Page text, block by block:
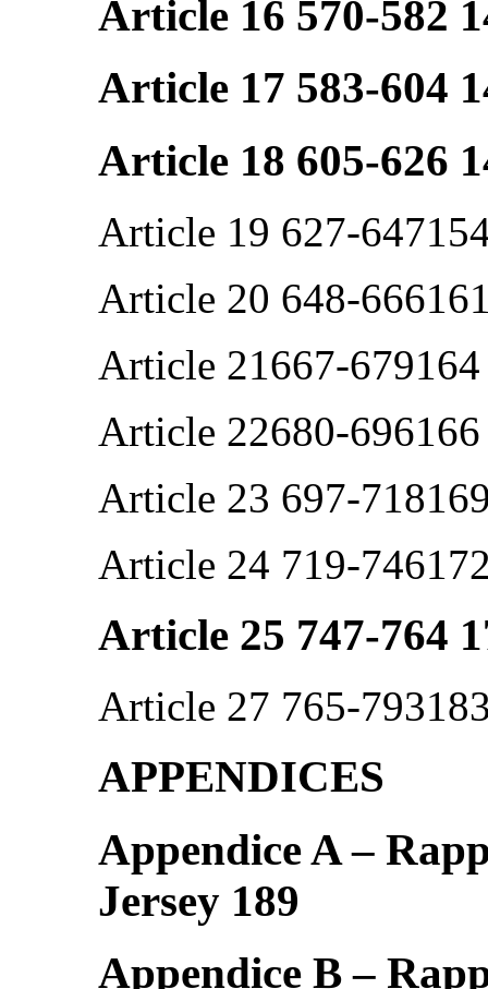
Article 16 570-582
Article 17 583-604
Article 18 605-626
Article 19 627-
Article 20 648-
Article 21667-679164
Article 22680-696166
Article 23 697-
Article 24 719-
Article 25 747-764
Article 27 765-
APPENDICES
Appendice A –
Jersey 189
Appendice B –